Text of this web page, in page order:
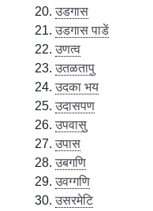
उडगास
उडगास पाडें
उणत्व
उतळतापु
उदका भय
उदासपण
उपवासु
उपास
उबगणि
उवग्गणि
उसरमेटि